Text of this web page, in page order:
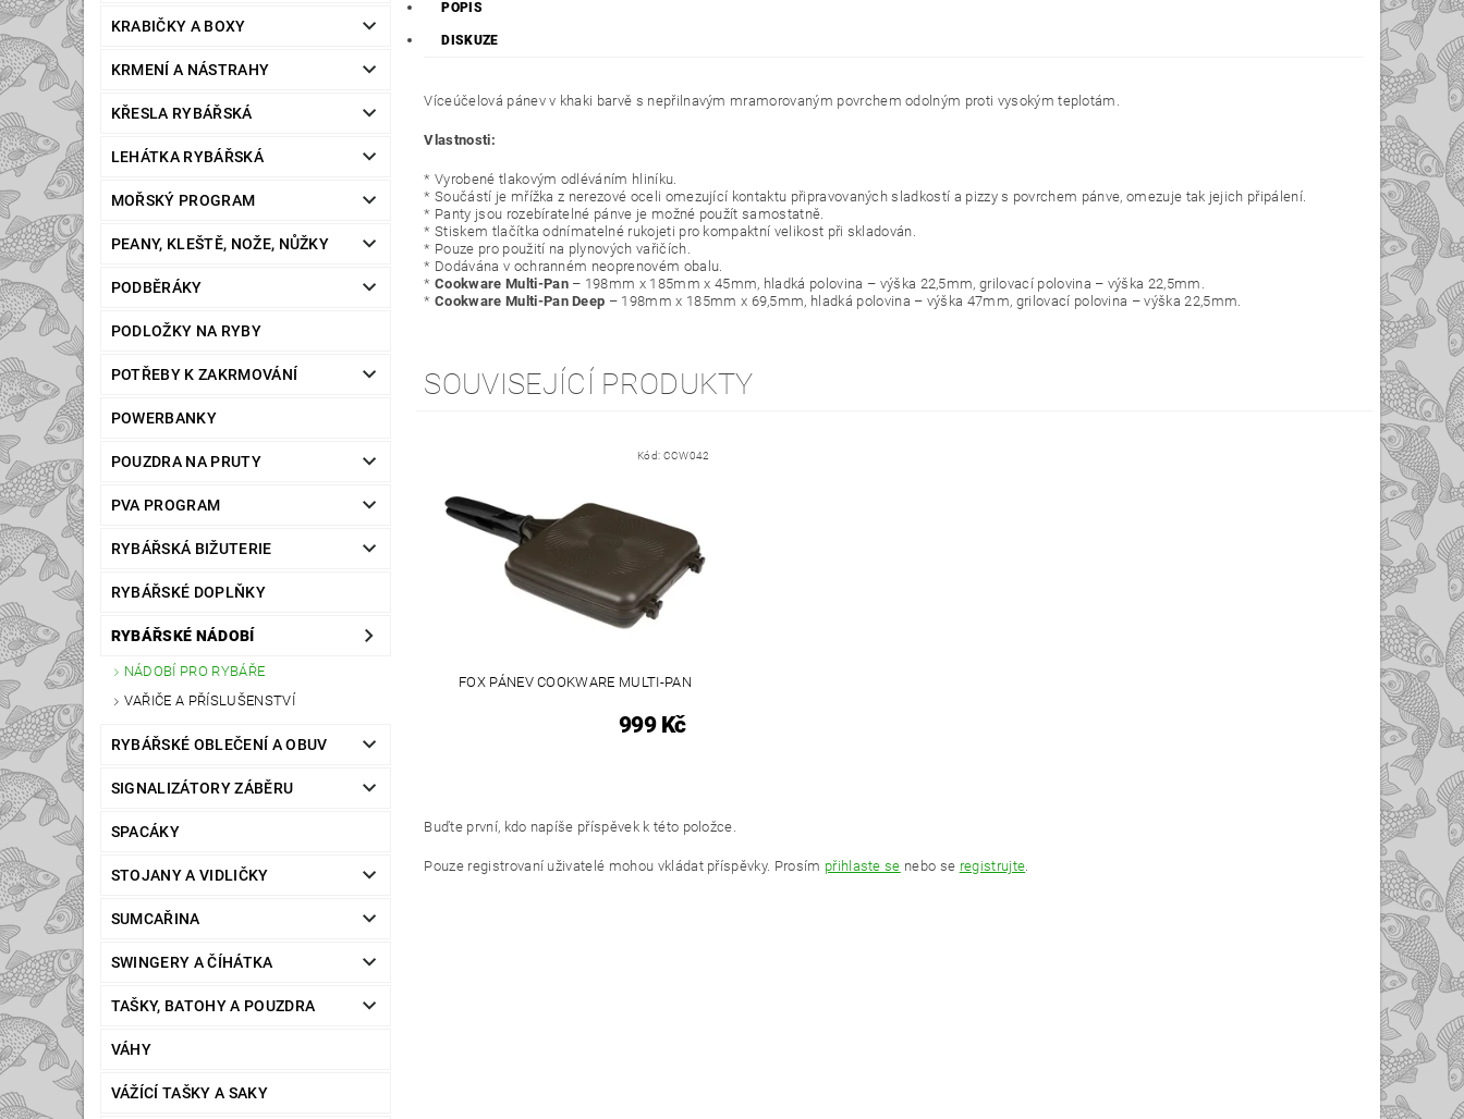
KRABIČKY A BOXY
KRMENÍ A NÁSTRAHY
KŘESLA RYBÁŘSKÁ
LEHÁTKA RYBÁŘSKÁ
MOŘSKÝ PROGRAM
PEANY, KLEŠTĚ, NOŽE, NŮŽKY
PODBĚRÁKY
PODLOŽKY NA RYBY
POTŘEBY K ZAKRMOVÁNÍ
POWERBANKY
POUZDRA NA PRUTY
PVA PROGRAM
RYBÁŘSKÁ BIŽUTERIE
RYBÁŘSKÉ DOPLŇKY
RYBÁŘSKÉ NÁDOBÍ
NÁDOBÍ PRO RYBÁŘE
VAŘIČE A PŘÍSLUŠENSTVÍ
RYBÁŘSKÉ OBLEČENÍ A OBUV
SIGNALIZÁTORY ZÁBĚRU
SPACÁKY
STOJANY A VIDLIČKY
SUMCAŘINA
SWINGERY A ČÍHÁTKA
TAŠKY, BATOHY A POUZDRA
VÁHY
VÁŽÍCÍ TAŠKY A SAKY
POPIS
DISKUZE
Víceúčelová pánev v khaki barvě s nepřilnavým mramorovaným povrchem odolným proti vysokým teplotám.
Vlastnosti:
* Vyrobené tlakovým odléváním hliníku.
* Součástí je mřížka z nerezové oceli omezující kontaktu připravovaných sladkostí a pizzy s povrchem pánve, omezuje tak jejich připálení.
* Panty jsou rozebíratelné pánve je možné použít samostatně.
* Stiskem tlačítka odnímatelné rukojeti pro kompaktní velikost při skladován.
* Pouze pro použití na plynových vařičích.
* Dodávána v ochranném neoprenovém obalu.
* Cookware Multi-Pan – 198mm x 185mm x 45mm, hladká polovina – výška 22,5mm, grilovací polovina – výška 22,5mm.
* Cookware Multi-Pan Deep – 198mm x 185mm x 69,5mm, hladká polovina – výška 47mm, grilovací polovina – výška 22,5mm.
SOUVISEJÍCÍ PRODUKTY
Kód: CCW042
FOX PÁNEV COOKWARE MULTI-PAN
999 Kč
Buďte první, kdo napíše příspěvek k této položce.
Pouze registrovaní uživatelé mohou vkládat příspěvky. Prosím přihlaste se nebo se registrujte